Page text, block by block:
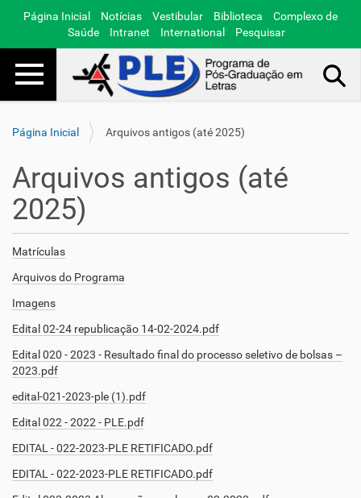
Página Inicial Notícias Vestibular Biblioteca
Complexo de
Saúde
Intranet International Pesquisar
Toggle navigation
Página Inicial
Arquivos antigos (até 2025)
Arquivos antigos (até
2025)
Matrículas
Arquivos do Programa
Imagens
Edital 02-24 republicação 14-02-2024.pdf
Edital 020 - 2023 - Resultado final do processo seletivo de bolsas –
2023.pdf
edital-021-2023-ple (1).pdf
Edital 022 - 2022 - PLE.pdf
EDITAL - 022-2023-PLE RETIFICADO.pdf
EDITAL - 022-2023-PLE RETIFICADO.pdf